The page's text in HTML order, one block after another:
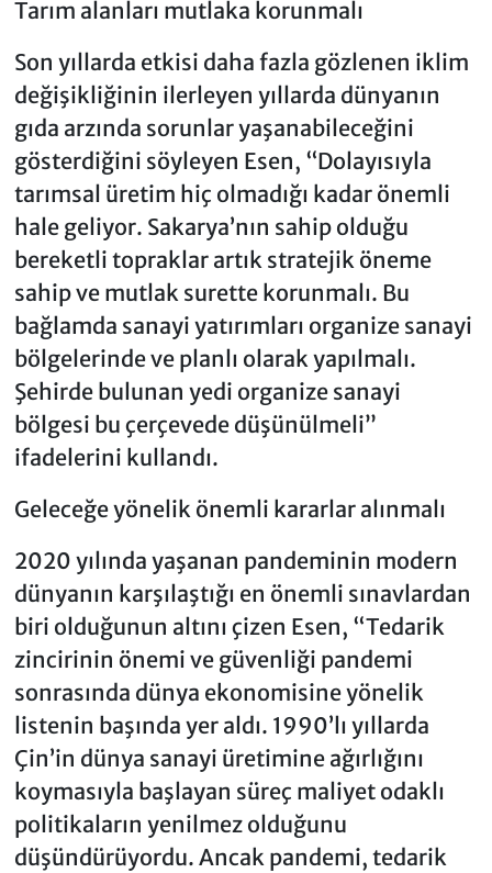
Tarım alanları mutlaka korunmalı
Son yıllarda etkisi daha fazla gözlenen iklim
değişikliğinin ilerleyen yıllarda dünyanın
gıda arzında sorunlar yaşanabileceğini
gösterdiğini söyleyen Esen, “Dolayısıyla
tarımsal üretim hiç olmadığı kadar önemli
hale geliyor. Sakarya’nın sahip olduğu
bereketli topraklar artık stratejik öneme
sahip ve mutlak surette korunmalı. Bu
bağlamda sanayi yatırımları organize sanayi
bölgelerinde ve planlı olarak yapılmalı.
Şehirde bulunan yedi organize sanayi
bölgesi bu çerçevede düşünülmeli”
ifadelerini kullandı.
Geleceğe yönelik önemli kararlar alınmalı
2020 yılında yaşanan pandeminin modern
dünyanın karşılaştığı en önemli sınavlardan
biri olduğunun altını çizen Esen, “Tedarik
zincirinin önemi ve güvenliği pandemi
sonrasında dünya ekonomisine yönelik
listenin başında yer aldı. 1990’lı yıllarda
Çin’in dünya sanayi üretimine ağırlığını
koymasıyla başlayan süreç maliyet odaklı
politikaların yenilmez olduğunu
düşündürüyordu. Ancak pandemi, tedarik